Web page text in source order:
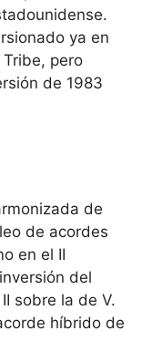
ya en
pero
de 1983
de
de acordes
en el II
del
sobre la de V.
híbrido de